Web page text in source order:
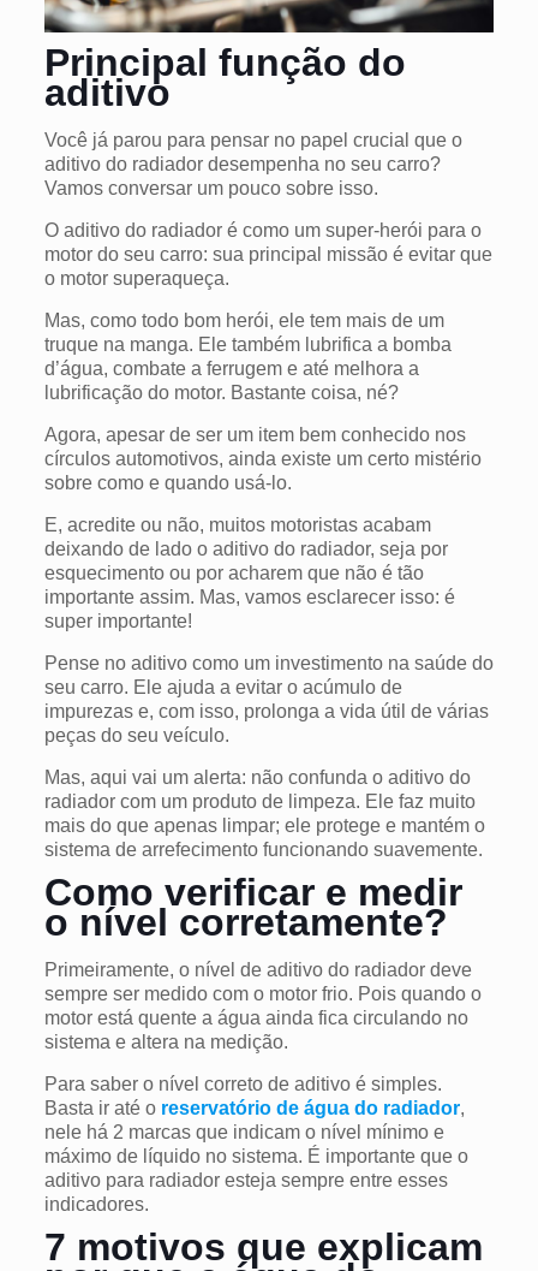
Principal função do
aditivo
Você já parou para pensar no papel crucial que o
aditivo do radiador desempenha no seu carro?
Vamos conversar um pouco sobre isso.
O aditivo do radiador é como um super-herói para o
motor do seu carro: sua principal missão é evitar que
o motor superaqueça.
Mas, como todo bom herói, ele tem mais de um
truque na manga. Ele também lubrifica a bomba
d’água, combate a ferrugem e até melhora a
lubrificação do motor. Bastante coisa, né?
Agora, apesar de ser um item bem conhecido nos
círculos automotivos, ainda existe um certo mistério
sobre como e quando usá-lo.
E, acredite ou não, muitos motoristas acabam
deixando de lado o aditivo do radiador, seja por
esquecimento ou por acharem que não é tão
importante assim. Mas, vamos esclarecer isso: é
super importante!
Pense no aditivo como um investimento na saúde do
seu carro. Ele ajuda a evitar o acúmulo de
impurezas e, com isso, prolonga a vida útil de várias
peças do seu veículo.
Mas, aqui vai um alerta: não confunda o aditivo do
radiador com um produto de limpeza. Ele faz muito
mais do que apenas limpar; ele protege e mantém o
sistema de arrefecimento funcionando suavemente.
Como verificar e medir
o nível corretamente?
Primeiramente, o nível de aditivo do radiador deve
sempre ser medido com o motor frio. Pois quando o
motor está quente a água ainda fica circulando no
sistema e altera na medição.
Para saber o nível correto de aditivo é simples.
Basta ir até o reservatório de água do radiador,
nele há 2 marcas que indicam o nível mínimo e
máximo de líquido no sistema. É importante que o
aditivo para radiador esteja sempre entre esses
indicadores.
7 motivos que explicam